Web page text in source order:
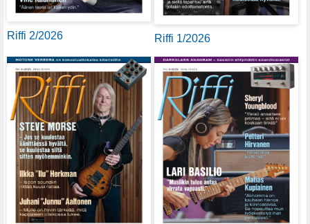
Riffi 2/2026 Riffi 1/2026